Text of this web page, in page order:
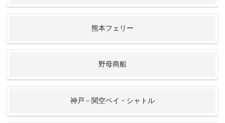
熊本フェリー
野母商船
神戸－関空ベイ・シャトル